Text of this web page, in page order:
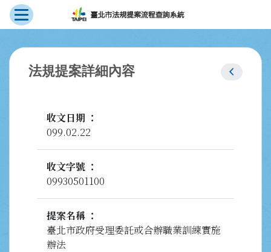
跳到主要內容
展開選單
法規提案詳細內容 chevron_left
收文日期
099.02.22
收文字號
09930501100
提案名稱
臺北市政府受理委託或合辦職業訓練實施
辦法